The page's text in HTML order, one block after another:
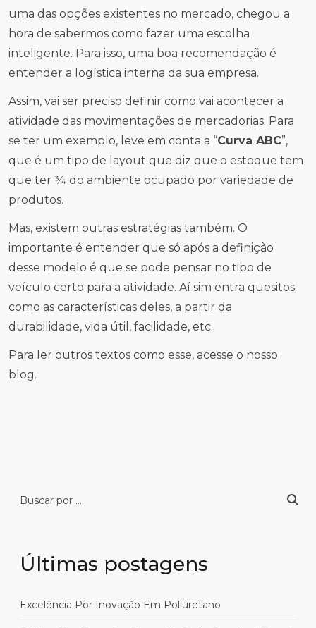
uma das opções existentes no mercado, chegou a
hora de sabermos como fazer uma escolha
inteligente. Para isso, uma boa recomendação é
entender a logística interna da sua empresa.
Assim, vai ser preciso definir como vai acontecer a
atividade das movimentações de mercadorias. Para
se ter um exemplo, leve em conta a “Curva ABC”,
que é um tipo de layout que diz que o estoque tem
que ter 3⁄4 do ambiente ocupado por variedade de
produtos.
Mas, existem outras estratégias também. O
importante é entender que só após a definição
desse modelo é que se pode pensar no tipo de
veículo certo para a atividade. Aí sim entra quesitos
como as características deles, a partir da
durabilidade, vida útil, facilidade, etc.
Para ler outros textos como esse, acesse o nosso
blog.
Últimas postagens
Excelência Por Inovação Em Poliuretano